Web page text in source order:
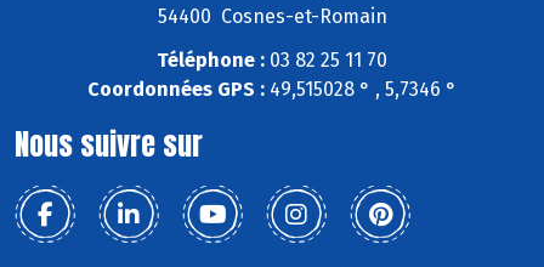
54400 Cosnes-et-Romain
Téléphone : 03 82 25 11 70
Coordonnées GPS : 49,515028 ° , 5,7346 °
Nous suivre sur